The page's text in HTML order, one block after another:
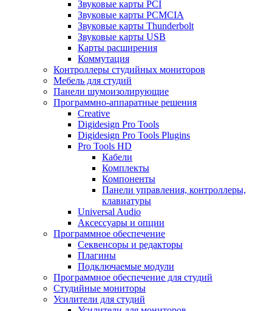
Звуковые карты PCI
Звуковые карты PCMCIA
Звуковые карты Thunderbolt
Звуковые карты USB
Карты расширения
Коммутация
Контроллеры студийных мониторов
Мебель для студий
Панели шумоизолирующие
Программно-аппаратные решения
Creative
Digidesign Pro Tools
Digidesign Pro Tools Plugins
Pro Tools HD
Кабели
Комплекты
Компоненты
Панели управления, контроллеры,
клавиатуры
Universal Audio
Аксессуары и опции
Программное обеспечение
Cеквенсоры и редакторы
Плагины
Подключаемые модули
Программное обеспечение для студий
Студийные мониторы
Усилители для студий